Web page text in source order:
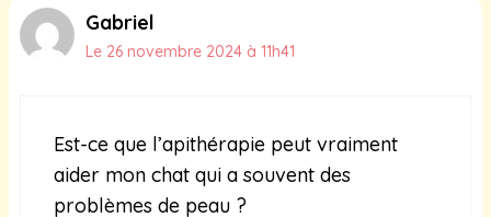
Gabriel
Le 26 novembre 2024 à 11h41
Est-ce que l’apithérapie peut vraiment
aider mon chat qui a souvent des
problèmes de peau ?